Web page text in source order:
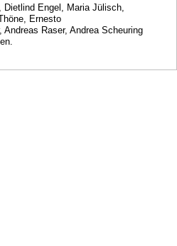
Engel, Maria Jülisch,
Ernesto
Andreas Raser, Andrea Scheuring